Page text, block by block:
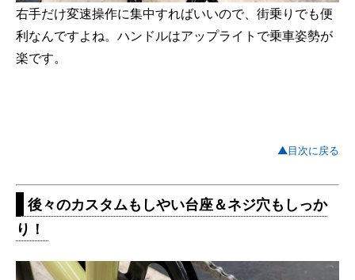
右手だけ変速操作に集中すればいいので、街乗りでも便
利なんですよね。ハンドルはアップライトで乗車姿勢が
楽です。
▲目次に戻る
後々のカスタムもしやい台座＆ネジ穴もしっか
り！